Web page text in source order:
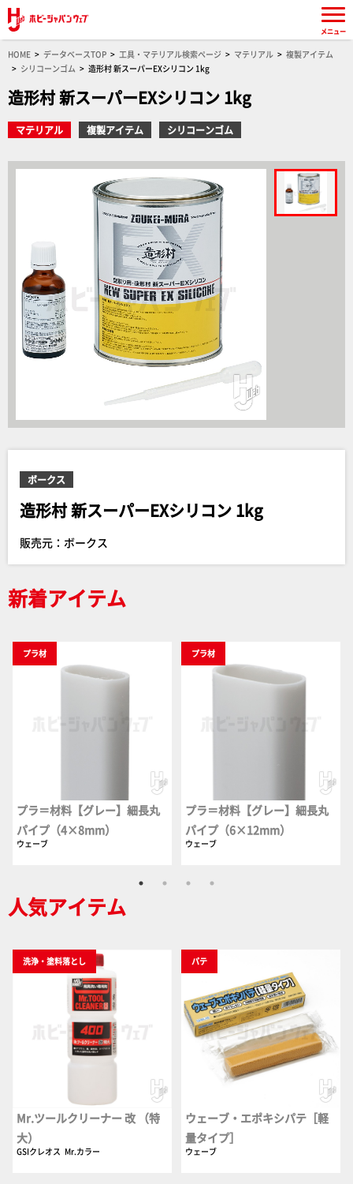
HOME データベースTOP 工具・マテリアル検索ページ マテリアル
複製アイテム
シリコーンゴム
造形村 新スーパーEXシリコン 1kg
造形村 新スーパーEXシリコン 1kg
マテリアル 複製アイテム シリコーンゴム
ボークス
造形村 新スーパーEXシリコン 1kg
販売元：ボークス
新着アイテム
プラ材
プラ＝材料【グレー】細長丸
パイプ（4×8mm）
ウェーブ
プラ材
プラ＝材料【グレー】細長丸
パイプ（6×12mm）
ウェーブ
人気アイテム
洗浄・塗料落とし
Mr.ツールクリーナー 改 （特
大）
GSIクレオス Mr.カラー
パテ
ウェーブ・エポキシパテ［軽
量タイプ］
ウェーブ
メニュー